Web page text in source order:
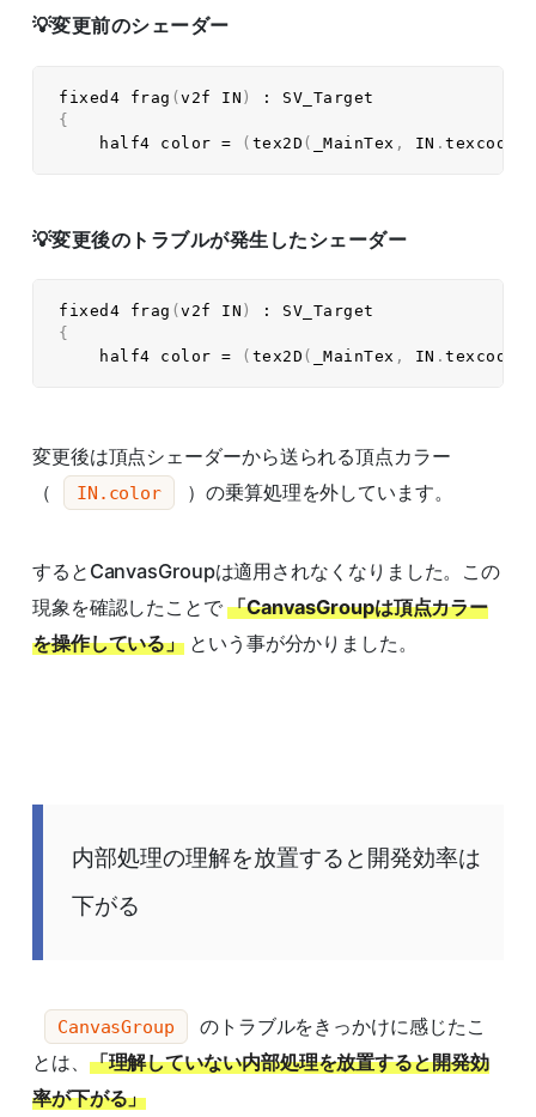
変更前のシェーダー
fixed4 frag (v2f IN ) :
{
    half4 color
= ( tex2D ( _MainTex , IN .texcoord
変更後のトラブルが発生したシェーダー
fixed4 frag (v2f IN ) :
{
    half4 color
= ( tex2D ( _MainTex , IN .texcoord
変更後は頂点シェーダーから送られる頂点カラー
（
IN.color ）の乗算処理を外しています。
するとCanvasGroupは適用されなくなりました。この
現象を確認したことで 「CanvasGroupは頂点カラー
を操作している」 という事が分かりました。
内部処理の理解を放置すると開発効率は
下がる
CanvasGroup
のトラブルをきっかけに感じたこ
とは、 「理解していない内部処理を放置すると開発効
率が下がる」